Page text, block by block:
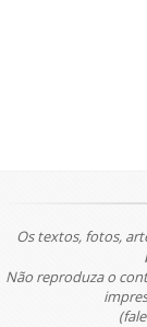
Os textos, fotos,
Não reproduza o